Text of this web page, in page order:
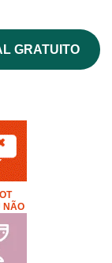
GRATUITO
NÃO